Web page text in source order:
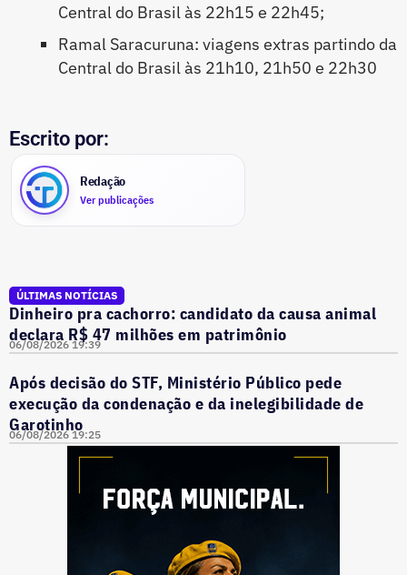
Central do Brasil às 22h15 e 22h45;
Ramal Saracuruna: viagens extras partindo da
Central do Brasil às 21h10, 21h50 e 22h30
Escrito por:
Redação
Ver publicações
ÚLTIMAS NOTÍCIAS
Dinheiro pra cachorro: candidato da causa animal
declara R$ 47 milhões em patrimônio
06/08/2026 19:39
Após decisão do STF, Ministério Público pede
execução da condenação e da inelegibilidade de
Garotinho
06/08/2026 19:25